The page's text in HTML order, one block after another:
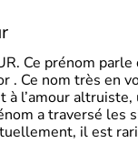
Ce prénom
. Ce nom très en
à l’amour
a traversé les
il est